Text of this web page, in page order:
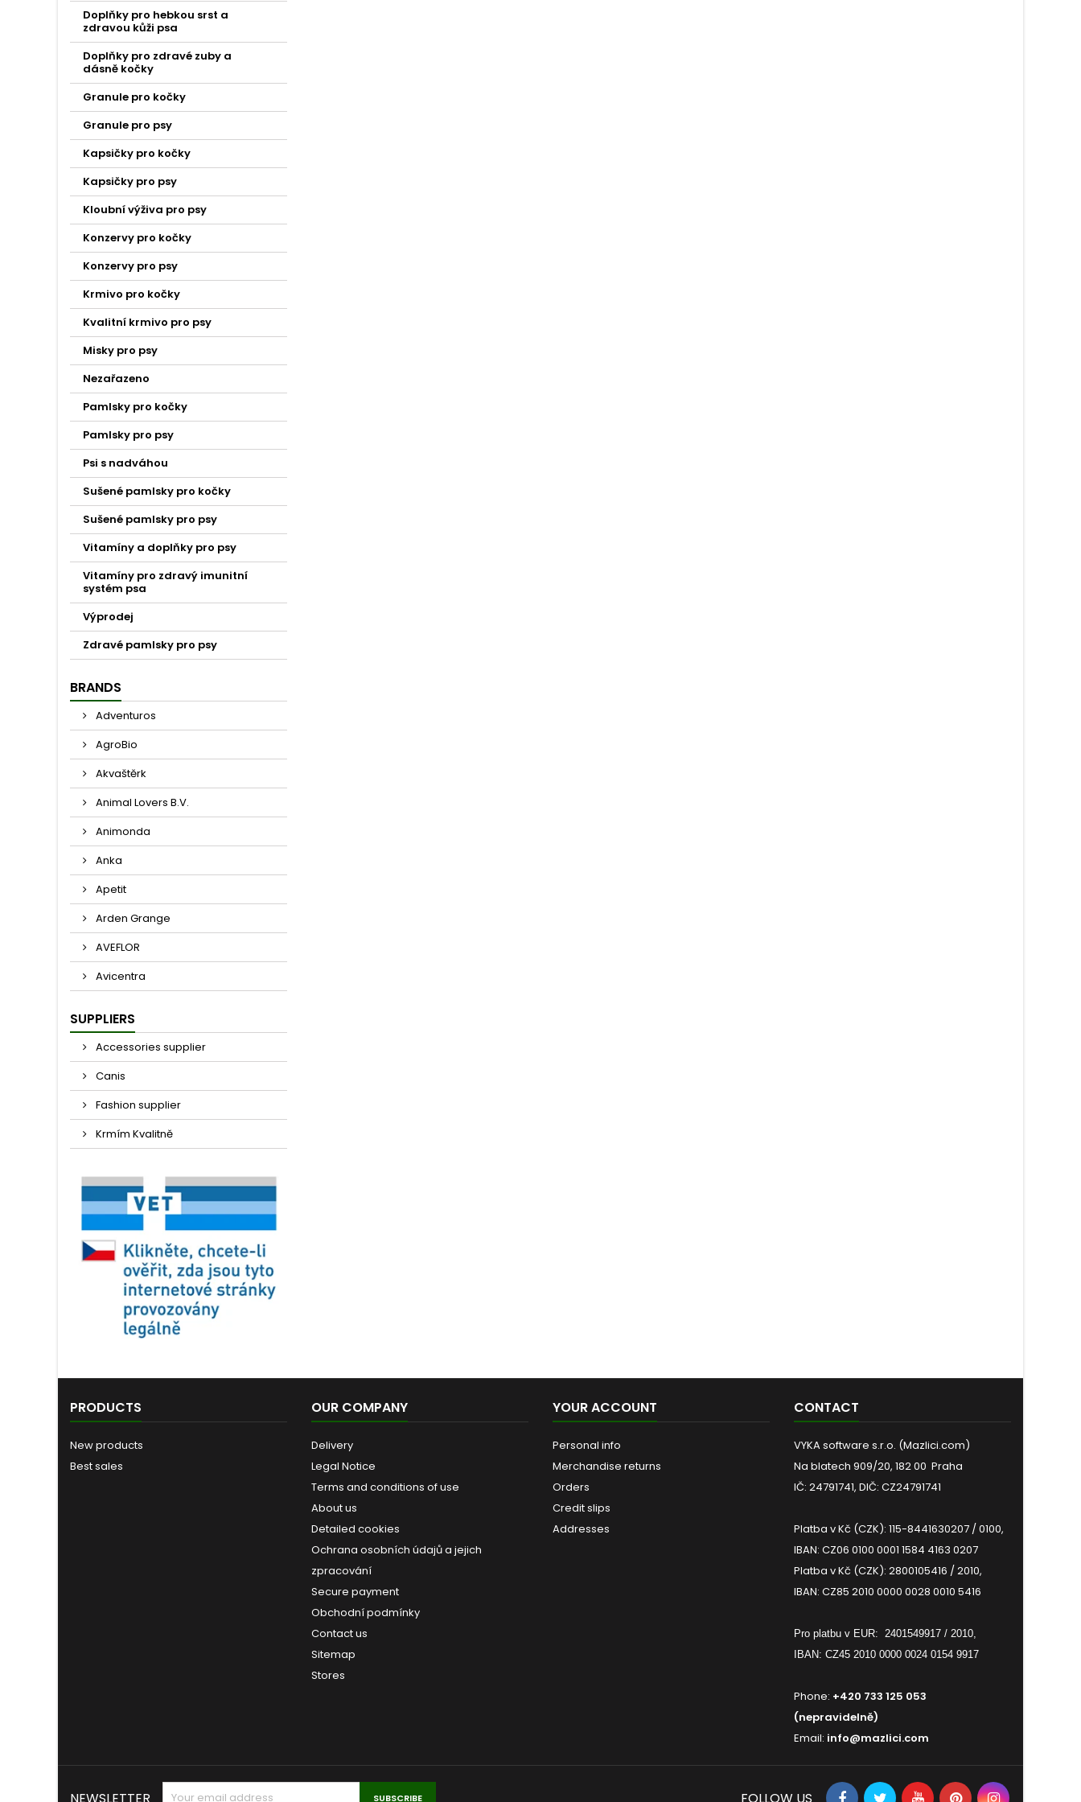
Doplňky pro hebkou srst a
zdravou kůži psa
Doplňky pro zdravé zuby a
dásně kočky
Granule pro kočky
Granule pro psy
Kapsičky pro kočky
Kapsičky pro psy
Kloubní výživa pro psy
Konzervy pro kočky
Konzervy pro psy
Krmivo pro kočky
Kvalitní krmivo pro psy
Misky pro psy
Nezařazeno
Pamlsky pro kočky
Pamlsky pro psy
Psi s nadváhou
Sušené pamlsky pro kočky
Sušené pamlsky pro psy
Vitamíny a doplňky pro psy
Vitamíny pro zdravý imunitní
systém psa
Výprodej
Zdravé pamlsky pro psy
BRANDS
Adventuros
AgroBio
Akvaštěrk
Animal Lovers B.V.
Animonda
Anka
Apetit
Arden Grange
AVEFLOR
Avicentra
SUPPLIERS
Accessories supplier
Canis
Fashion supplier
Krmím Kvalitně
PRODUCTS
New products
Best sales
OUR COMPANY
Delivery
Legal Notice
Terms and conditions of use
About us
Detailed cookies
Ochrana osobních údajů a jejich
zpracování
Secure payment
Obchodní podmínky
Contact us
Sitemap
Stores
YOUR ACCOUNT
Personal info
Merchandise returns
Orders
Credit slips
Addresses
CONTACT
VYKA software s.r.o. (Mazlici.com)
Na blatech 909/20, 182 00 Praha
IČ: 24791741, DIČ: CZ24791741
Platba v Kč (CZK): 115-8441630207 / 0100,
IBAN: CZ06 0100 0001 1584 4163 0207
Platba v Kč (CZK): 2800105416 / 2010,
IBAN: CZ85 2010 0000 0028 0010 5416
Pro platbu v EUR: 2401549917 / 2010,
IBAN: CZ45 2010 0000 0024 0154 9917
Phone: +420 733 125 053
(nepravidelně)
Email: info@mazlici.com